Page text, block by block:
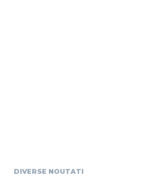
DIVERSE NOUTATI